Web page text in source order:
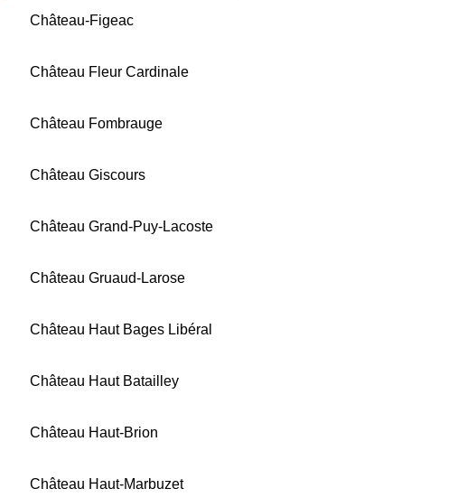
Château-Figeac
Château Fleur Cardinale
Château Fombrauge
Château Giscours
Château Grand-Puy-Lacoste
Château Gruaud-Larose
Château Haut Bages Libéral
Château Haut Batailley
Château Haut-Brion
Château Haut-Marbuzet